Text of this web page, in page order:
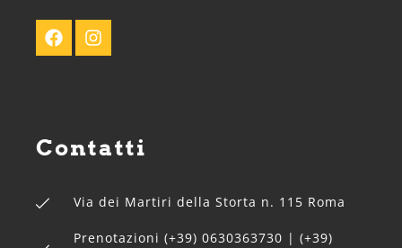
Contatti
Via dei Martiri della Storta n. 115 Roma
Prenotazioni (+39) 0630363730 | (+39)